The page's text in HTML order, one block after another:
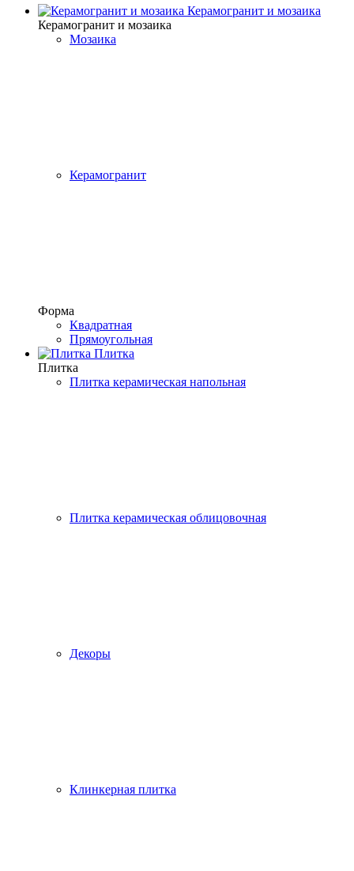
Керамогранит и мозаика
Керамогранит и мозаика
Мозаика
Керамогранит
Форма
Квадратная
Прямоугольная
Плитка
Плитка
Плитка керамическая напольная
Плитка керамическая облицовочная
Декоры
Клинкерная плитка